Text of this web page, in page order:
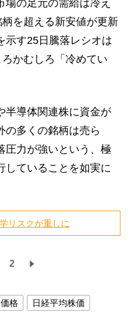
の足元の需給は冷え
を超える新安値が更新
示す25日騰落レシオは
かむしろ「冷めてい
導体関連株に資金が
の多くの銘柄は売ら
圧力が強いという、極
していることを如実に
リスクが重しに
2
格
日経平均株価